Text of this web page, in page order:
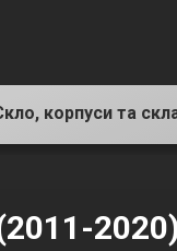
корпуси та